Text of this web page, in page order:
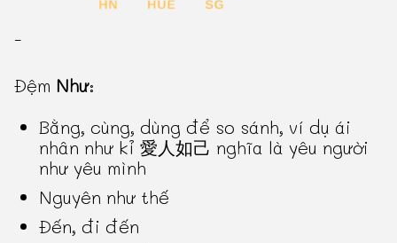
-
Đệm Như:
Bằng, cùng, dùng để so sánh, ví dụ ái
nhân như kỉ 愛人如己 nghĩa là yêu người
như yêu mình
Nguyên như thế
Đến, đi đến